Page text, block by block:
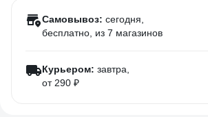
Самовывоз: сегодня,
бесплатно , из 7 магазинов
Курьером: завтра,
от 290 ₽